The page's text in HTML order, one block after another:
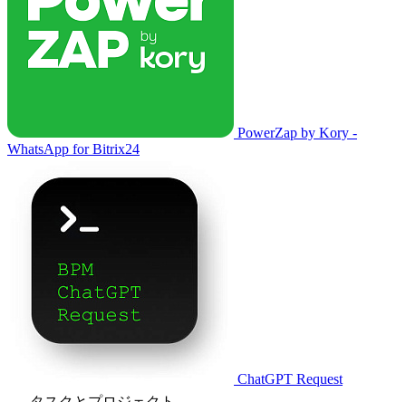
PowerZap by Kory -
WhatsApp for Bitrix24
ChatGPT Request